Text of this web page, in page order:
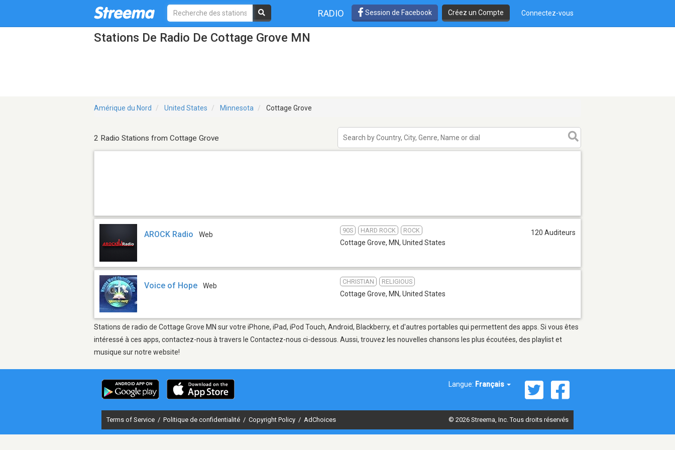
RADIO Session de Facebook Créez un Compte Connectez-vous
Stations De Radio De Cottage Grove MN
Amérique du Nord United States Minnesota Cottage Grove
2 Radio Stations from Cottage Grove
AROCK Radio Web
90S HARD ROCK ROCK
Cottage Grove, MN, United States
120 Auditeurs
Voice of Hope Web
CHRISTIAN RELIGIOUS
Cottage Grove, MN, United States
Stations de radio de Cottage Grove MN sur votre iPhone, iPad, iPod Touch, Android, Blackberry, et d'autres portables qui permettent des apps. Si vous êtes
intéressé à ces apps, contactez-nous à travers le Contactez-nous ci-dessous. Aussi, trouvez les nouvelles chansons les plus écoutées, des playlist et
musique sur notre website!
Langue: Français
Terms of Service / Politique de confidentialité / Copyright Policy / AdChoices © 2026 Streema, Inc. Tous droits réservés